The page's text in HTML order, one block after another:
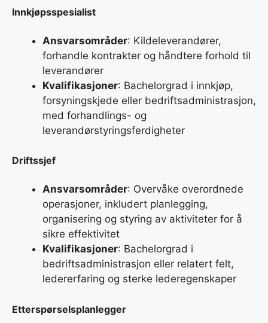
Innkjøpsspesialist
Ansvarsområder: Kildeleverandører,
forhandle kontrakter og håndtere forhold til
leverandører
Kvalifikasjoner: Bachelorgrad i innkjøp,
forsyningskjede eller bedriftsadministrasjon,
med forhandlings- og
leverandørstyringsferdigheter
Driftssjef
Ansvarsområder: Overvåke overordnede
operasjoner, inkludert planlegging,
organisering og styring av aktiviteter for å
sikre effektivitet
Kvalifikasjoner: Bachelorgrad i
bedriftsadministrasjon eller relatert felt,
ledererfaring og sterke lederegenskaper
Etterspørselsplanlegger